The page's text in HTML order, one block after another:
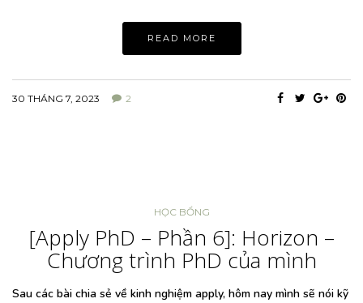
READ MORE
30 THÁNG 7, 2023 2
HỌC BỔNG
[Apply PhD – Phần 6]: Horizon –
Chương trình PhD của mình
Sau các bài chia sẻ về kinh nghiệm apply, hôm nay mình sẽ nói kỹ